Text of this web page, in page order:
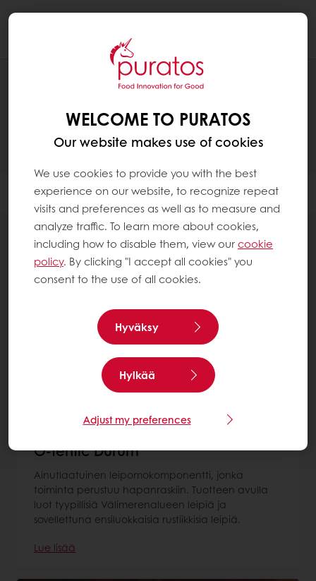
Filter
82items
O-tentic Durum
Ainutlaatuinen leipomokomponentti, jonka
toiminta perustuu hapanraskiin. Tuotteen avulla
luot tyypillisiä Välimerenalueen leipiä ja
sovellettuna ensiluokkaisia rustiikkisia leipiä.
Lue lisää
WELCOME TO PURATOS
Our website makes use of cookies
We use cookies to provide you with the best
experience on our website, to recognize repeat
visits and preferences as well as to measure and
analyze traffic. To learn more about cookies,
including how to disable them, view ourcookie
policy. By clicking "I accept all cookies" you
consent to the use of all cookies.
Hyväksy
Hylkää
Adjust my preferences